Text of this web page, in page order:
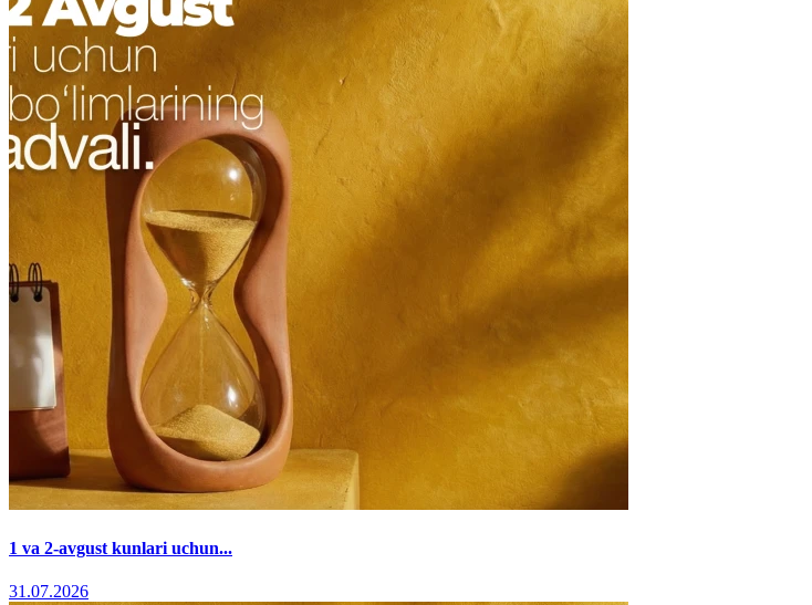
1 va 2-avgust kunlari uchun...
31.07.2026